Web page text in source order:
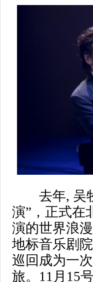
去年, 吴牧
演”，正式在
演的世界浪
地标音乐剧
巡回成为一
旅。11月15